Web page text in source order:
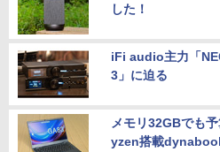
した！
iFi audio主力「
3」に迫る
メモリ32GBでも
yzen搭載